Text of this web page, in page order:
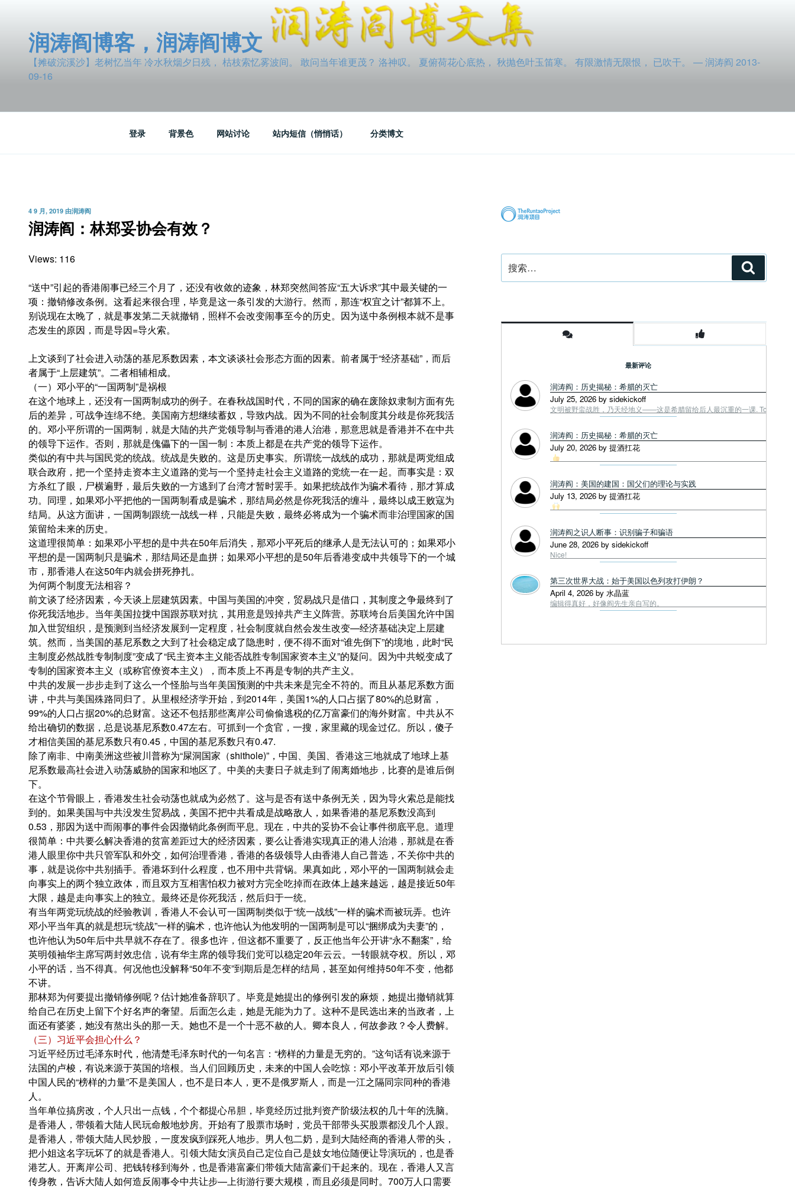
润涛阎博客，润涛阎博文
【摊破浣溪沙】老树忆当年 冷水秋烟夕日残， 枯枝索忆雾波间。 敢问当年谁更茂？ 洛神叹。 夏俯荷花心底热， 秋抛色叶玉笛寒。 有限激情无限恨， 已吹干。 — 润涛阎 2013-
09-16
登录 背景色 网站讨论 站内短信（悄悄话） 分类博文
发
布
于
4 9 月, 2019 由润涛阎
润涛阎：林郑妥协会有效？
Views: 116
“送中”引起的香港闹事已经三个月了，还没有收敛的迹象，林郑突然间答应“五大诉求”其中最关键的一
项：撤销修改条例。这看起来很合理，毕竟是这一条引发的大游行。然而，那连“权宜之计”都算不上。
别说现在太晚了，就是事发第二天就撤销，照样不会改变闹事至今的历史。因为送中条例根本就不是事
态发生的原因，而是导因=导火索。
上文谈到了社会进入动荡的基尼系数因素，本文谈谈社会形态方面的因素。前者属于“经济基础”，而后
者属于“上层建筑”。二者相辅相成。
（一）邓小平的“一国两制”是祸根
在这个地球上，还没有一国两制成功的例子。在春秋战国时代，不同的国家的确在废除奴隶制方面有先
后的差异，可战争连绵不绝。美国南方想继续蓄奴，导致内战。因为不同的社会制度其分歧是你死我活
的。邓小平所谓的一国两制，就是大陆的共产党领导制与香港的港人治港，那意思就是香港并不在中共
的领导下运作。否则，那就是傀儡下的一国一制：本质上都是在共产党的领导下运作。
类似的有中共与国民党的统战。统战是失败的。这是历史事实。所谓统一战线的成功，那就是两党组成
联合政府，把一个坚持走资本主义道路的党与一个坚持走社会主义道路的党统一在一起。而事实是：双
方杀红了眼，尸横遍野，最后失败的一方逃到了台湾才暂时罢手。如果把统战作为骗术看待，那才算成
功。同理，如果邓小平把他的一国两制看成是骗术，那结局必然是你死我活的缠斗，最终以成王败寇为
结局。从这方面讲，一国两制跟统一战线一样，只能是失败，最终必将成为一个骗术而非治理国家的国
策留给未来的历史。
这道理很简单：如果邓小平想的是中共在50年后消失，那邓小平死后的继承人是无法认可的；如果邓小
平想的是一国两制只是骗术，那结局还是血拼；如果邓小平想的是50年后香港变成中共领导下的一个城
市，那香港人在这50年内就会拼死挣扎。
为何两个制度无法相容？
前文谈了经济因素，今天谈上层建筑因素。中国与美国的冲突，贸易战只是借口，其制度之争最终到了
你死我活地步。当年美国拉拢中国跟苏联对抗，其用意是毁掉共产主义阵营。苏联垮台后美国允许中国
加入世贸组织，是预测到当经济发展到一定程度，社会制度就自然会发生改变—经济基础决定上层建
筑。然而，当美国的基尼系数之大到了社会稳定成了隐患时，便不得不面对“谁先倒下”的境地，此时“民
主制度必然战胜专制制度”变成了“民主资本主义能否战胜专制国家资本主义”的疑问。因为中共蜕变成了
专制的国家资本主义（或称官僚资本主义），而本质上不再是专制的共产主义。
中共的发展一步步走到了这么一个怪胎与当年美国预测的中共未来是完全不符的。而且从基尼系数方面
讲，中共与美国殊路同归了。从里根经济学开始，到2014年，美国1%的人口占据了80%的总财富，
99%的人口占据20%的总财富。这还不包括那些离岸公司偷偷逃税的亿万富豪们的海外财富。中共从不
给出确切的数据，总是说基尼系数0.47左右。可抓到一个贪官，一搜，家里藏的现金过亿。所以，傻子
才相信美国的基尼系数只有0.45，中国的基尼系数只有0.47.
除了南非、中南美洲这些被川普称为“屎洞国家（shithole)”，中国、美国、香港这三地就成了地球上基
尼系数最高社会进入动荡威胁的国家和地区了。中美的夫妻日子就走到了闹离婚地步，比赛的是谁后倒
下。
在这个节骨眼上，香港发生社会动荡也就成为必然了。这与是否有送中条例无关，因为导火索总是能找
到的。如果美国与中共没发生贸易战，美国不把中共看成是战略敌人，如果香港的基尼系数没高到
0.53，那因为送中而闹事的事件会因撤销此条例而平息。现在，中共的妥协不会让事件彻底平息。道理
很简单：中共要么解决香港的贫富差距过大的经济因素，要么让香港实现真正的港人治港，那就是在香
港人眼里你中共只管军队和外交，如何治理香港，香港的各级领导人由香港人自己普选，不关你中共的
事，就是说你中共别插手。香港坏到什么程度，也不用中共背锅。果真如此，邓小平的一国两制就会走
向事实上的两个独立政体，而且双方互相害怕权力被对方完全吃掉而在政体上越来越远，越是接近50年
大限，越是走向事实上的独立。最终还是你死我活，然后归于一统。
有当年两党玩统战的经验教训，香港人不会认可一国两制类似于“统一战线”一样的骗术而被玩弄。也许
邓小平当年真的就是想玩“统战”一样的骗术，也许他认为他发明的一国两制是可以“捆绑成为夫妻”的，
也许他认为50年后中共早就不存在了。很多也许，但这都不重要了，反正他当年公开讲“永不翻案”，给
英明领袖华主席写两封效忠信，说有华主席的领导我们党可以稳定20年云云。一转眼就夺权。所以，邓
小平的话，当不得真。何况他也没解释“50年不变”到期后是怎样的结局，甚至如何维持50年不变，他都
不讲。
那林郑为何要提出撤销修例呢？估计她准备辞职了。毕竟是她提出的修例引发的麻烦，她提出撤销就算
给自己在历史上留下个好名声的奢望。后面怎么走，她是无能为力了。这种不是民选出来的当政者，上
面还有婆婆，她没有熬出头的那一天。她也不是一个十恶不赦的人。卿本良人，何故参政？令人费解。
（三）习近平会担心什么？
习近平经历过毛泽东时代，他清楚毛泽东时代的一句名言：“榜样的力量是无穷的。”这句话有说来源于
法国的卢梭，有说来源于英国的培根。当人们回顾历史，未来的中国人会吃惊：邓小平改革开放后引领
中国人民的“榜样的力量”不是美国人，也不是日本人，更不是俄罗斯人，而是一江之隔同宗同种的香港
人。
当年单位搞房改，个人只出一点钱，个个都提心吊胆，毕竟经历过批判资产阶级法权的几十年的洗脑。
是香港人，带领着大陆人民玩命般地炒房。开始有了股票市场时，党员干部带头买股票都没几个人跟。
是香港人，带领大陆人民炒股，一度发疯到踩死人地步。男人包二奶，是到大陆经商的香港人带的头，
把小姐这名字玩坏了的就是香港人。引领大陆女演员自己定位自己是妓女地位随便让导演玩的，也是香
港艺人。开离岸公司、把钱转移到海外，也是香港富豪们带领大陆富豪们干起来的。现在，香港人又言
传身教，告诉大陆人如何造反闹事令中共让步—上街游行要大规模，而且必须是同时。700万人口需要
索：
索
最新评论
润涛阎：历史揭秘：希腊的灭亡
July 25, 2026 by sidekickoff
文明被野蛮战胜，乃天经地义——这是希腊留给后人最沉重的一课. Tough
润涛阎：历史揭秘：希腊的灭亡
July 20, 2026 by 提酒扛花
润涛阎：美国的建国：国父们的理论与实践
July 13, 2026 by 提酒扛花
润涛阎之识人断事：识别骗子和骗语
June 28, 2026 by sidekickoff
Nice!
第三次世界大战：始于美国以色列攻打伊朗？
April 4, 2026 by 水晶蓝
编辑得真好，好像阎先生亲自写的。